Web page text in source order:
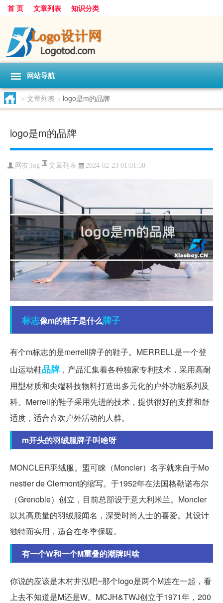
首 页 文章列表 知识分类
网站导航
> 文章列表 > logo是m的品牌
logo是m的品牌
网友: log 文章列表 2024-02-23 01:01:50
标志像m的鞋子是什么牌子
有个m标志的是merrell牌子的鞋子。MERRELL是一个登
山运动鞋品牌 ，产品汇集着各种独家专利技术，采用高耐
用型材质和尖端科技物料打造出多元化的户外功能系列及
科。Merrell的鞋子采用先进的技术，提供很好的支撑和舒
适度，适合喜欢户外活动的人群。
m开头的羽绒服牌子叫啥呀
MONCLER羽绒服。盟可睐（Moncler）名字就来自于Mo
nestier de Clermont的缩写。于1952年在法国格勒诺布尔
（Grenoble）创立，目前总部设于意大利米兰。Moncler
以其高质量的羽绒服闻名，深受时尚人士的喜爱。其设计
独特而实用，适合在冬季保暖。
有一个W和一个M重叠的潮牌叫啥
你说的应该是木村井泓吧~那个logo是两个M连在一起，看
上去不知道是M还是W。MCJH&TWJ创立于1971年，200